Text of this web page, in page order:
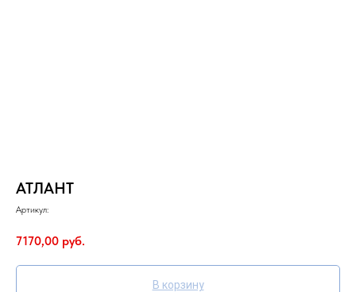
АТЛАНТ
Артикул:
7170,00 руб.
В корзину